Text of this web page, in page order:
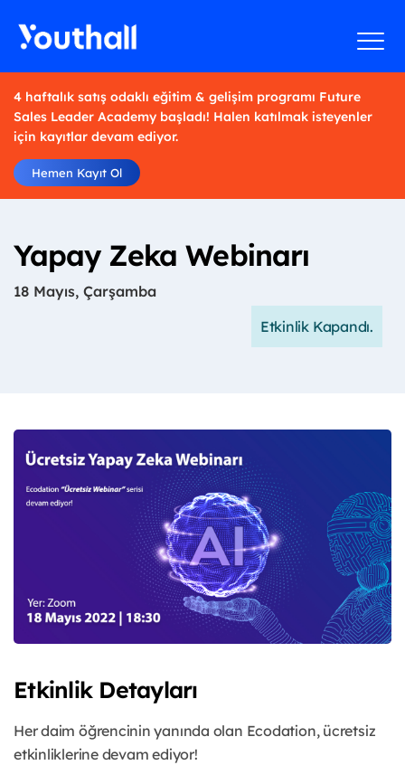
4 haftalık satış odaklı eğitim & gelişim programı Future
Sales Leader Academy başladı! Halen katılmak isteyenler
için kayıtlar devam ediyor.
Hemen Kayıt Ol
Yapay Zeka Webinarı
18 Mayıs, Çarşamba
Etkinlik Kapandı.
Etkinlik Detayları
Her daim öğrencinin yanında olan Ecodation, ücretsiz
etkinliklerine devam ediyor!